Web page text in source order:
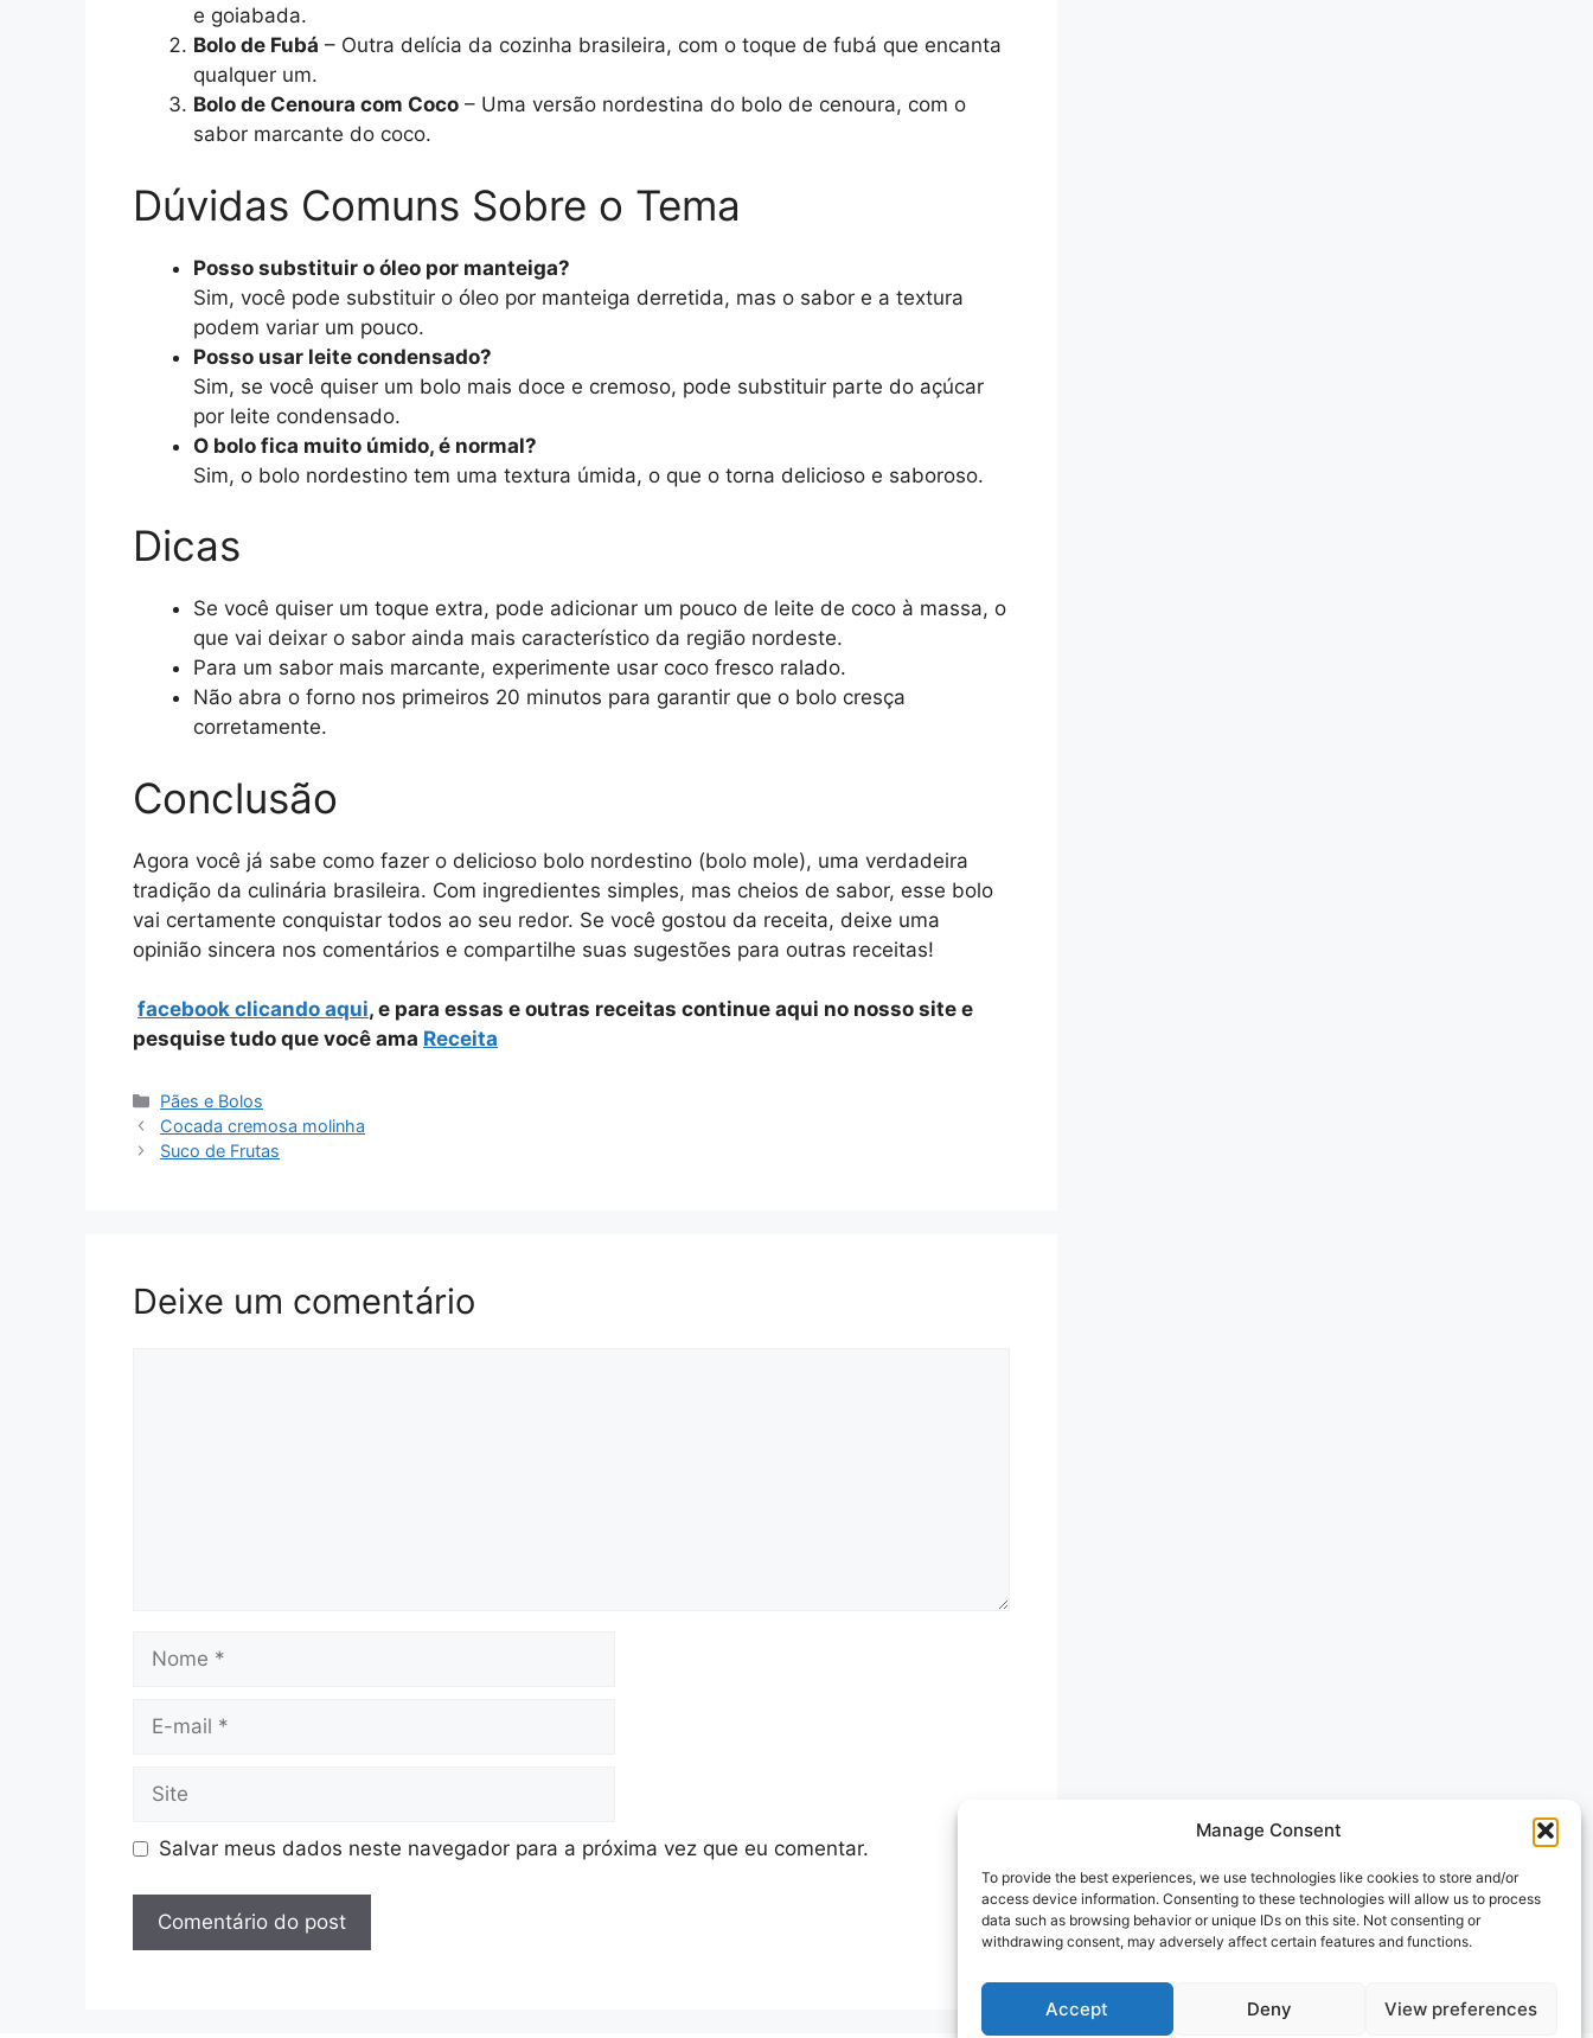
Manage Consent
To provide the best experiences, we use technologies like cookies to store and/or
access device information. Consenting to these technologies will allow us to process
data such as browsing behavior or unique IDs on this site. Not consenting or
withdrawing consent, may adversely affect certain features and functions.
Accept Deny View preferences
e goiabada.
Bolo de Fubá – Outra delícia da cozinha brasileira, com o toque de fubá que encanta
qualquer um.
Bolo de Cenoura com Coco – Uma versão nordestina do bolo de cenoura, com o
sabor marcante do coco.
Dúvidas Comuns Sobre o Tema
Posso substituir o óleo por manteiga?
Sim, você pode substituir o óleo por manteiga derretida, mas o sabor e a textura
podem variar um pouco.
Posso usar leite condensado?
Sim, se você quiser um bolo mais doce e cremoso, pode substituir parte do açúcar
por leite condensado.
O bolo fica muito úmido, é normal?
Sim, o bolo nordestino tem uma textura úmida, o que o torna delicioso e saboroso.
Dicas
Se você quiser um toque extra, pode adicionar um pouco de leite de coco à massa, o
que vai deixar o sabor ainda mais característico da região nordeste.
Para um sabor mais marcante, experimente usar coco fresco ralado.
Não abra o forno nos primeiros 20 minutos para garantir que o bolo cresça
corretamente.
Conclusão
Agora você já sabe como fazer o delicioso bolo nordestino (bolo mole), uma verdadeira
tradição da culinária brasileira. Com ingredientes simples, mas cheios de sabor, esse bolo
vai certamente conquistar todos ao seu redor. Se você gostou da receita, deixe uma
opinião sincera nos comentários e compartilhe suas sugestões para outras receitas!
facebook clicando aqui, e para essas e outras receitas continue aqui no nosso site e
pesquise tudo que você ama Receita
Categorias
Pães e Bolos
Cocada cremosa molinha
Suco de Frutas
Deixe um comentário
Nome
Site
Salvar meus dados neste navegador para a próxima vez que eu comentar.